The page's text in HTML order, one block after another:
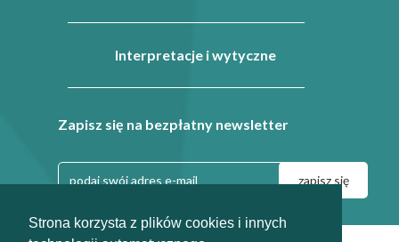
Strona korzysta z plików cookies i innych
Interpretacje i wytyczne
Zapisz się na bezpłatny newsletter